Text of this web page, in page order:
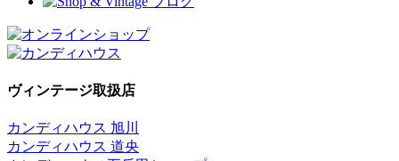
ヴィンテージ取扱店
カンディハウス 旭川
カンディハウス 道央